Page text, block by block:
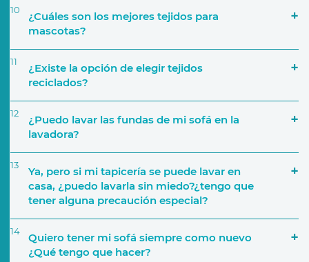
Características del sofá
Tejido y tapicerías
a través de nuestra página web
Si por ejemplo decides crear una composición de
cinco módulos, podrás elegir una tapicería
añadir diferentes telas para los cojines
decorativos.
10
¿Cuáles son los mejores tejidos para
mascotas?
11
¿Existe la opción de elegir tejidos
reciclados?
12
¿Puedo lavar las fundas de mi sofá en la
lavadora?
13
Ya, pero si mi tapicería se puede lavar en
casa, ¿puedo lavarla sin miedo?¿tengo que
tener alguna precaución especial?
14
Quiero tener mi sofá siempre como nuevo
¿Qué tengo que hacer?